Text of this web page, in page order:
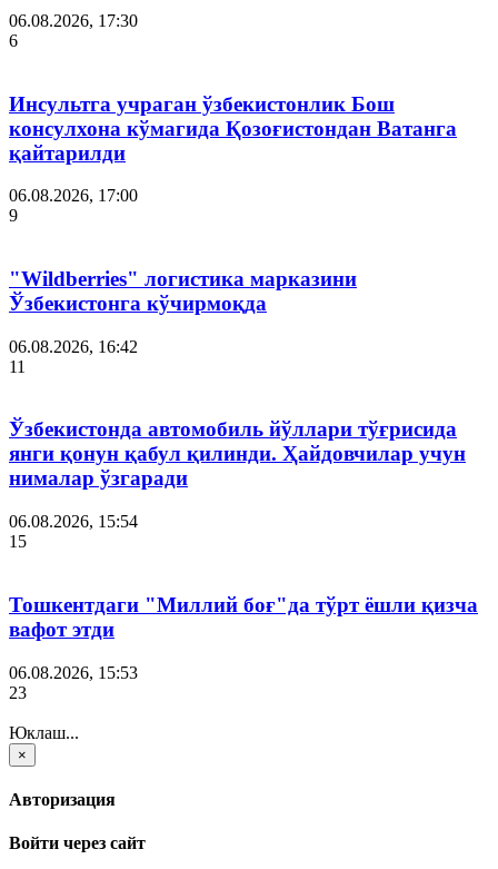
06.08.2026, 17:30
6
Инсультга учраган ўзбекистонлик Бош
консулхона кўмагида Қозоғистондан Ватанга
қайтарилди
06.08.2026, 17:00
9
"Wildberries" логистика марказини
Ўзбекистонга кўчирмоқда
06.08.2026, 16:42
11
Ўзбекистонда автомобиль йўллари тўғрисида
янги қонун қабул қилинди. Ҳайдовчилар учун
нималар ўзгаради
06.08.2026, 15:54
15
Тошкентдаги "Миллий боғ"да тўрт ёшли қизча
вафот этди
06.08.2026, 15:53
23
Юклаш...
×
Авторизация
Войти через сайт